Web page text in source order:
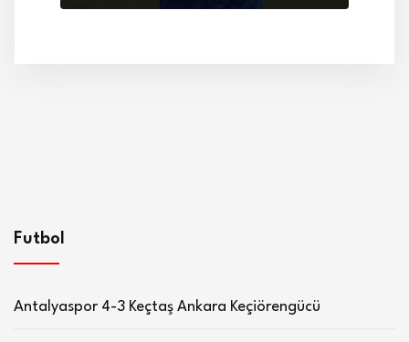
Futbol
Antalyaspor 4-3 Keçtaş Ankara Keçiörengücü